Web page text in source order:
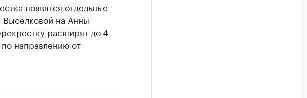
появятся отдельные
на Анны
расширят до 4
направлению от